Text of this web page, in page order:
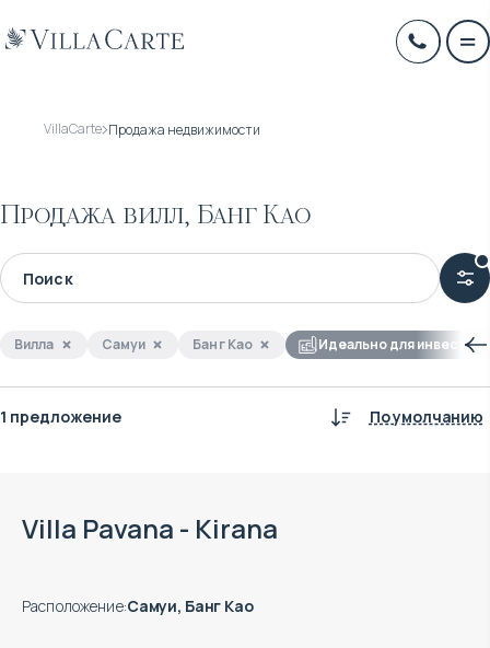
VillaCarte Продажа недвижимости
Продажа вилл, Банг Као
Вилла Самуи Банг Као Идеально для
1 предложение По умолчанию
Villa Pavana - Kirana
Расположение:Самуи, Банг Као